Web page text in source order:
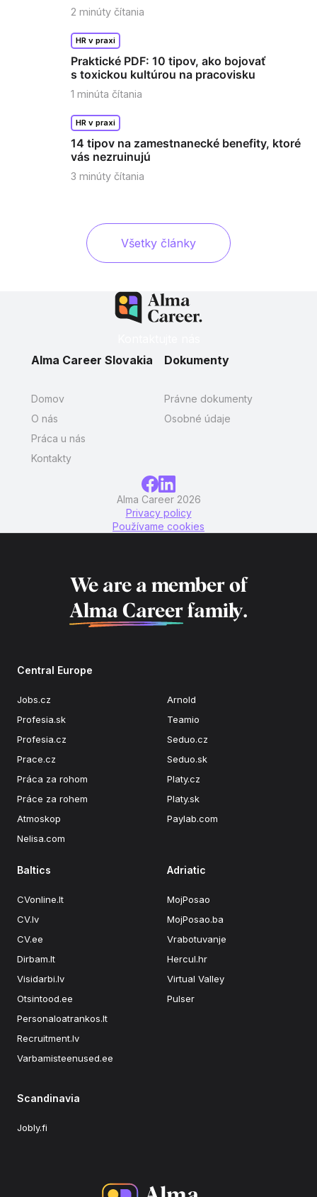
2 minúty čítania
HR v praxi
Praktické PDF: 10 tipov, ako bojovať
s toxickou kultúrou na pracovisku
1 minúta čítania
HR v praxi
14 tipov na zamestnanecké benefity, ktoré
vás nezruinujú
3 minúty čítania
Všetky články
Alma Career Slovakia
Domov
O nás
Práca u nás
Kontakty
Dokumenty
Právne dokumenty
Osobné údaje
Alma Career 2026
Privacy policy
Používame cookies
We are a member of
Alma Career family.
Central Europe
Jobs.cz
Profesia.sk
Profesia.cz
Prace.cz
Práca za rohom
Práce za rohem
Atmoskop
Nelisa.com
Arnold
Teamio
Seduo.cz
Seduo.sk
Platy.cz
Platy.sk
Paylab.com
Baltics
CVonline.lt
CV.lv
CV.ee
Dirbam.lt
Visidarbi.lv
Otsintood.ee
Personaloatrankos.lt
Recruitment.lv
Varbamisteenused.ee
Adriatic
MojPosao
MojPosao.ba
Vrabotuvanje
Hercul.hr
Virtual Valley
Pulser
Scandinavia
Jobly.fi